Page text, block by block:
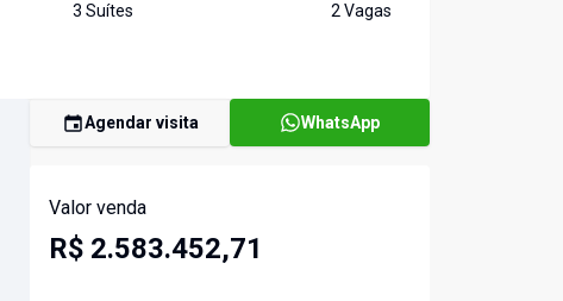
3 Suítes 2Vagas
Agendar visita WhatsApp
Valor venda
R$ 2.583.452,71